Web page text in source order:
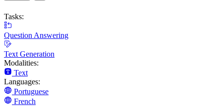
Tasks:
Question Answering
Text Generation
Modalities:
Text
Languages:
Portuguese
French